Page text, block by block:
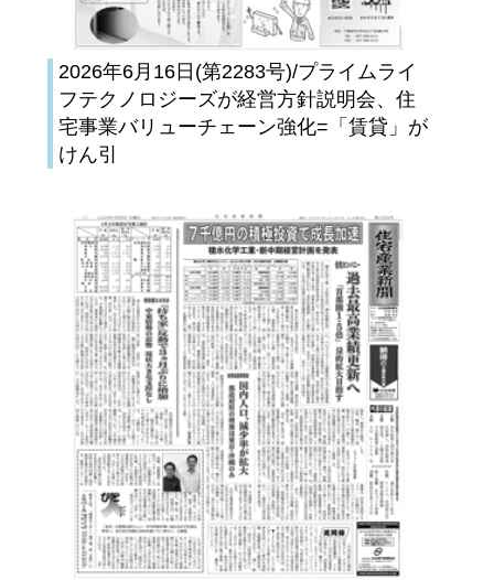
2026年6月16日(第2283号)/プライムライ
フテクノロジーズが経営方針説明会、住
宅事業バリューチェーン強化=「賃貸」が
けん引